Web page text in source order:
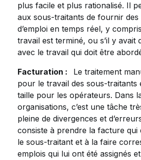
plus facile et plus rationalisé. Il
aux sous-traitants de fournir
d’emploi en temps réel, y
travail est terminé, ou s’il y avait
avec le travail qui doit être
Facturation :
Le traitement
pour le travail des sous-traitants
taille pour les opérateurs. Dans
organisations, c’est une tâche
pleine de divergences et
consiste à prendre la facture qui
le sous-traitant et à la faire
emplois qui lui ont été assignés